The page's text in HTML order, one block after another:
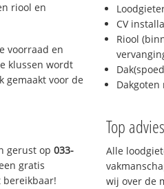
riool en
voorraad en
klussen wordt
gemaakt voor de
gerust op033-
gratis
bereikbaar!
CV
Riool
Top
Alle
wij over de